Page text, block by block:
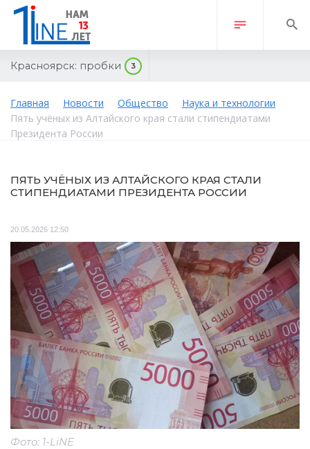
Красноярск: пробки 3
Главная Новости Общество
Наука и технологии
Пять учёных из Алтайского края стали стипендиатами
Президента России
ПЯТЬ УЧЁНЫХ ИЗ АЛТАЙСКОГО КРАЯ СТАЛИ
СТИПЕНДИАТАМИ ПРЕЗИДЕНТА РОССИИ
20.05.2026 12:50
Фото: 1-LiNE